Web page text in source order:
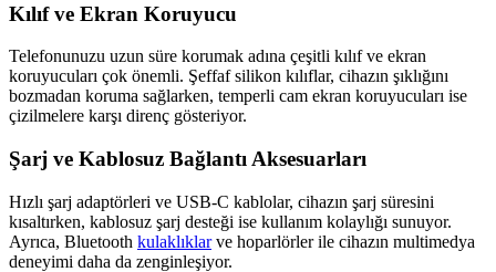
Kılıf ve Ekran Koruyucu
Telefonunuzu uzun süre korumak adına çeşitli kılıf ve ekran
koruyucuları çok önemli. Şeffaf silikon kılıflar, cihazın şıklığını
bozmadan koruma sağlarken, temperli cam ekran koruyucuları ise
çizilmelere karşı direnç gösteriyor.
Şarj ve Kablosuz Bağlantı Aksesuarları
Hızlı şarj adaptörleri ve USB-C kablolar, cihazın şarj süresini
kısaltırken, kablosuz şarj desteği ise kullanım kolaylığı sunuyor.
Ayrıca, Bluetooth kulaklıklarve hoparlörler ile cihazın multimedya
deneyimi daha da zenginleşiyor.